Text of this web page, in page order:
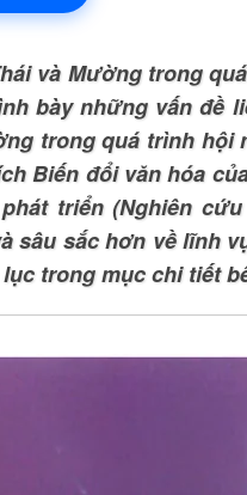
và Mường trong
bày những vấn đề
trong quá trình hội
Biến đổi văn hóa
triển (Nghiên
sâu sắc hơn về lĩnh
trong mục chi tiết